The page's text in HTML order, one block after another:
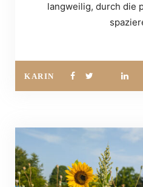
langweilig, durch die
KARIN